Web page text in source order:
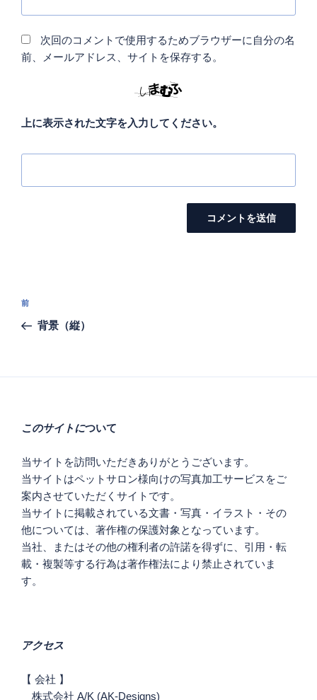
次回のコメントで使用するためブラウザーに自分の名
前、メールアドレス、サイトを保存する。
上に表示された文字を入力してください。
投
ナ
ゲ
ョ
ン
前
の
前
背景（縦）
このサイトについて
当サイトを訪問いただきありがとうございます。
当サイトはペットサロン様向けの写真加工サービスをご
案内させていただくサイトです。
当サイトに掲載されている文書・写真・イラスト・その
他については、著作権の保護対象となっています。
当社、またはその他の権利者の許諾を得ずに、引用・転
載・複製等する行為は著作権法により禁止されていま
す。
アクセス
【 会社 】
株式会社 A/K (AK-Designs)